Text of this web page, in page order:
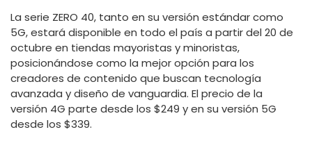
La serie ZERO 40, tanto en su versión estándar como
5G, estará disponible en todo el país a partir del 20 de
octubre en tiendas mayoristas y minoristas,
posicionándose como la mejor opción para los
creadores de contenido que buscan tecnología
avanzada y diseño de vanguardia. El precio de la
versión 4G parte desde los $249 y en su versión 5G
desde los $339.